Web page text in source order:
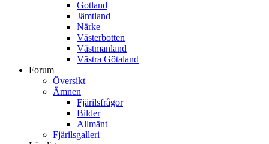
Gotland
Jämtland
Närke
Västerbotten
Västmanland
Västra Götaland
Forum
Översikt
Ämnen
Fjärilsfrågor
Bilder
Allmänt
Fjärilsgalleri